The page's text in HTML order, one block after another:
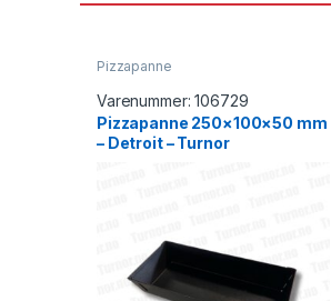
Pizzapanne
Varenummer:106729
Pizzapanne 250×100×50 mm
– Detroit – Turnor